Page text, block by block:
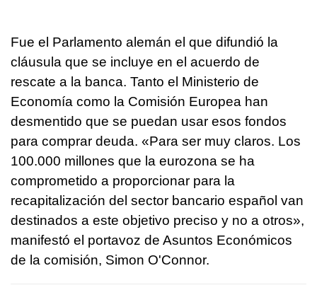
Fue el Parlamento alemán el que difundió la
cláusula que se incluye en el acuerdo de
rescate a la banca. Tanto el Ministerio de
Economía como la Comisión Europea han
desmentido que se puedan usar esos fondos
para comprar deuda. «Para ser muy claros. Los
100.000 millones que la eurozona se ha
comprometido a proporcionar para la
recapitalización del sector bancario español van
destinados a este objetivo preciso y no a otros»,
manifestó el portavoz de Asuntos Económicos
de la comisión, Simon O'Connor.